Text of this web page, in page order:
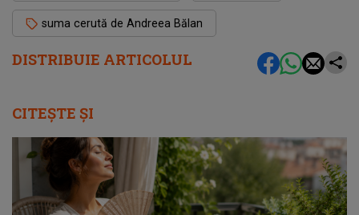
DISTRIBUIE ARTICOLUL
suma cerută de Andreea Bălan
CITEȘTE ȘI